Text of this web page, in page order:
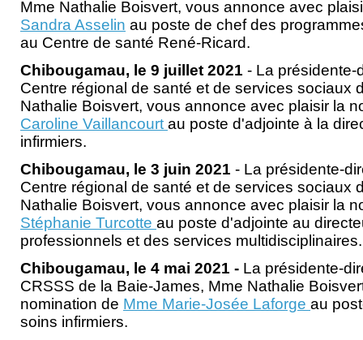
Mme Nathalie Boisvert, vous annonce avec
Sandra Asselin au poste de chef des
au Centre de santé René-Ricard.
Chibougamau, le 9 juillet 2021 - La présidente-
Centre régional de santé et de services sociaux
Nathalie Boisvert, vous annonce avec plaisir la
Caroline Vaillancourt au poste d'adjointe à la
infirmiers.
Chibougamau, le 3 juin 2021 - La présidente-
Centre régional de santé et de services sociaux
Nathalie Boisvert, vous annonce avec plaisir la
Stéphanie Turcotte au poste d'adjointe au
professionnels et des services multidisciplinaires.
Chibougamau, le 4 mai 2021 - La présidente-
CRSSS de la Baie-James, Mme Nathalie
nomination de Mme Marie-Josée Laforge au
soins infirmiers.